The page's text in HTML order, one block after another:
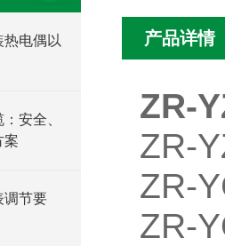
电偶以
安全、
案
调节要
产品详情
ZR-
ZR-
ZR-
ZR-